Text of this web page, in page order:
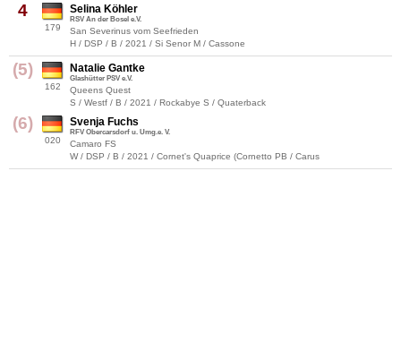
4
179
Selina Köhler
RSV An der Bosel e.V.
San Severinus vom Seefrieden
H / DSP / B / 2021 / Si Senor M / Cassone
(5)
162
Natalie Gantke
Glashütter PSV e.V.
Queens Quest
S / Westf / B / 2021 / Rockabye S / Quaterback
(6)
020
Svenja Fuchs
RFV Obercarsdorf u. Umg.e. V.
Camaro FS
W / DSP / B / 2021 / Cornet's Quaprice (Cornetto PB / Carus